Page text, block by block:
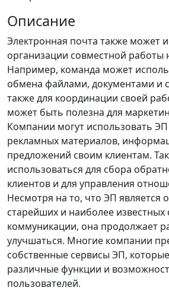
Описание
Электронная почта также может
организации совместной работы
Например, команда может
обмена файлами, документами и
также для координации своей
может быть полезна для
Компании могут использовать
рекламных материалов,
предложений своим клиентам.
использоваться для сбора
клиентов и для управления
Несмотря на то, что ЭП является
старейших и наиболее известных
коммуникации, она продолжает
улучшаться. Многие компании
собственные сервисы ЭП,
различные функции и
пользователей.